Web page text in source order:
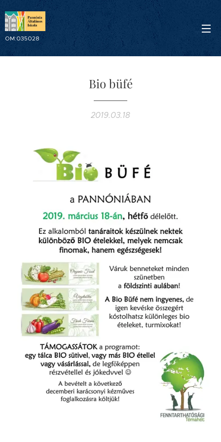
OM:035028
Bio büfé
2019.03.18